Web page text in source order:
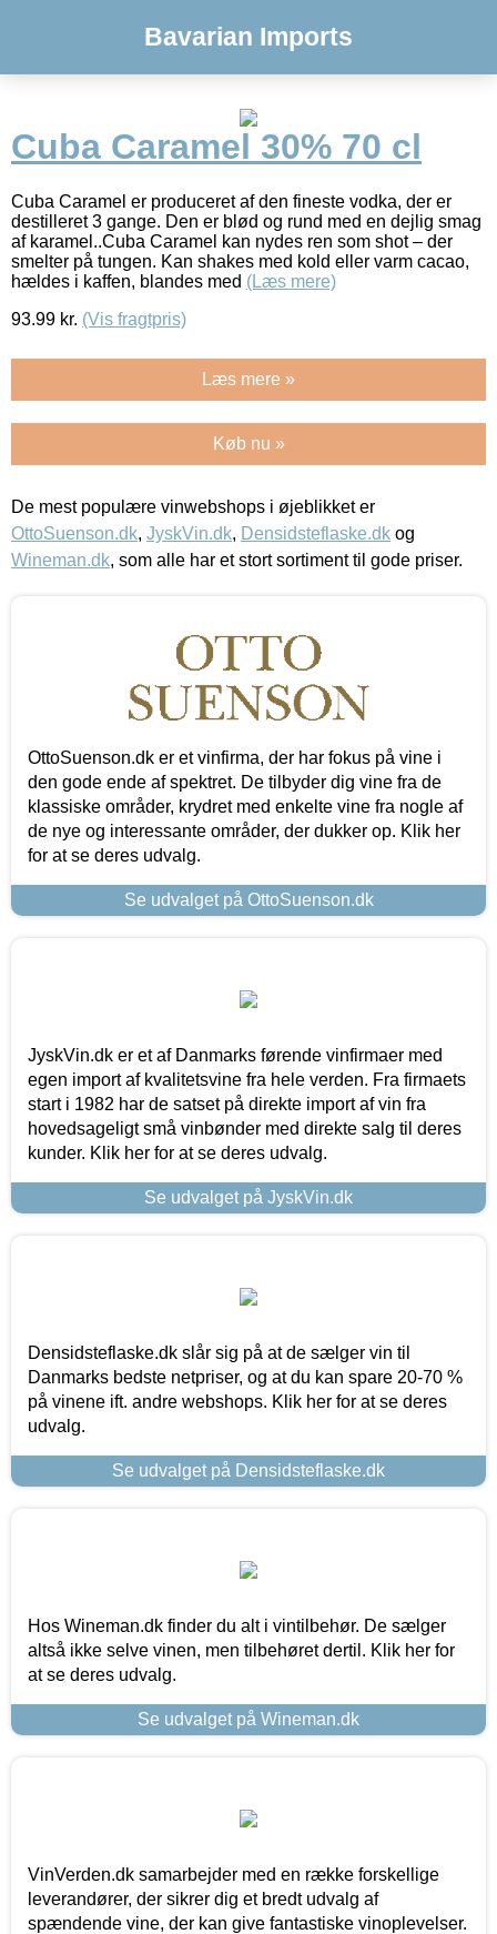
Bavarian Imports
Cuba Caramel 30% 70 cl
Cuba Caramel er produceret af den fineste vodka, der er
destilleret 3 gange. Den er blød og rund med en dejlig smag
af karamel..Cuba Caramel kan nydes ren som shot – der
smelter på tungen. Kan shakes med kold eller varm cacao,
hældes i kaffen, blandes med (Læs mere)
93.99 kr. (Vis fragtpris)
Læs mere »
Køb nu »
De mest populære vinwebshops i øjeblikket er
OttoSuenson.dk, JyskVin.dk, Densidsteflaske.dk og
Wineman.dk, som alle har et stort sortiment til gode priser.
OttoSuenson.dk er et vinfirma, der har fokus på vine i
den gode ende af spektret. De tilbyder dig vine fra de
klassiske områder, krydret med enkelte vine fra nogle af
de nye og interessante områder, der dukker op. Klik her
for at se deres udvalg.
Se udvalget på OttoSuenson.dk
JyskVin.dk er et af Danmarks førende vinfirmaer med
egen import af kvalitetsvine fra hele verden. Fra firmaets
start i 1982 har de satset på direkte import af vin fra
hovedsageligt små vinbønder med direkte salg til deres
kunder. Klik her for at se deres udvalg.
Se udvalget på JyskVin.dk
Densidsteflaske.dk slår sig på at de sælger vin til
Danmarks bedste netpriser, og at du kan spare 20-70 %
på vinene ift. andre webshops. Klik her for at se deres
udvalg.
Se udvalget på Densidsteflaske.dk
Hos Wineman.dk finder du alt i vintilbehør. De sælger
altså ikke selve vinen, men tilbehøret dertil. Klik her for
at se deres udvalg.
Se udvalget på Wineman.dk
VinVerden.dk samarbejder med en række forskellige
leverandører, der sikrer dig et bredt udvalg af
spændende vine, der kan give fantastiske vinoplevelser.